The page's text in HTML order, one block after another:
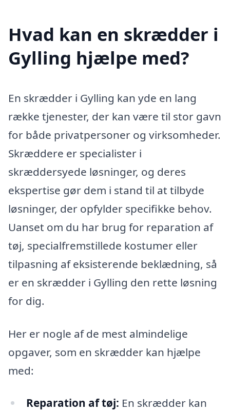
Hvad kan en skrædder i
Gylling hjælpe med?
En skrædder i Gylling kan yde en lang
række tjenester, der kan være til stor gavn
for både privatpersoner og virksomheder.
Skræddere er specialister i
skræddersyede løsninger, og deres
ekspertise gør dem i stand til at tilbyde
løsninger, der opfylder specifikke behov.
Uanset om du har brug for reparation af
tøj, specialfremstillede kostumer eller
tilpasning af eksisterende beklædning, så
er en skrædder i Gylling den rette løsning
for dig.
Her er nogle af de mest almindelige
opgaver, som en skrædder kan hjælpe
med:
Reparation af tøj: En skrædder kan